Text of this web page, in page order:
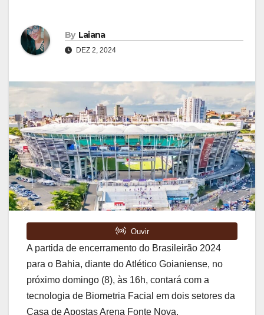
By Laiana
DEZ 2, 2024
A partida de encerramento do Brasileirão 2024
para o Bahia, diante do Atlético Goianiense, no
próximo domingo (8), às 16h, contará com a
tecnologia de Biometria Facial em dois setores da
Casa de Apostas Arena Fonte Nova.